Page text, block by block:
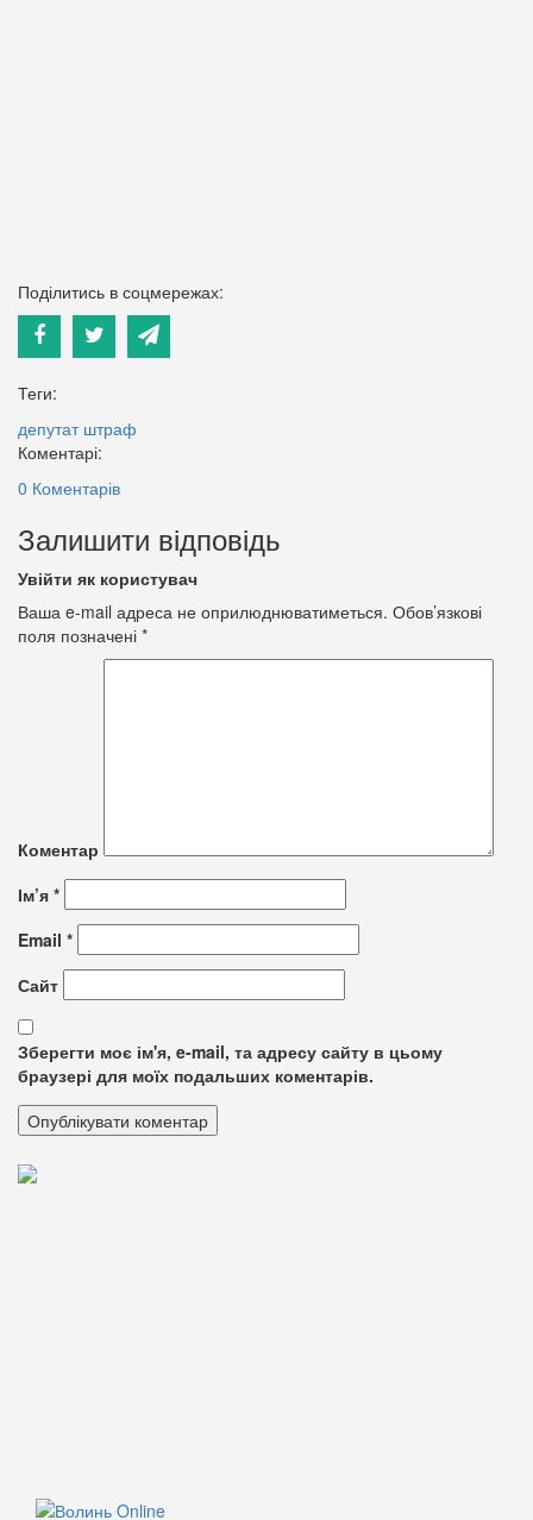
Поділитись в соцмережах:
Теги:
депутат штраф
Коментарі:
0 Коментарів
Залишити відповідь
Увійти як користувач
Ваша e-mail адреса не оприлюднюватиметься. Обов’язкові
поля позначені *
Коментар
Ім’я *
Email *
Сайт
Зберегти моє ім'я, e-mail, та адресу сайту в цьому
браузері для моїх подальших коментарів.